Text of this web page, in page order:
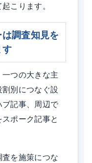
こります。
調査知見を
す
つの大きな主
別につなぐ設
記事、周辺で
ポーク記事と
を施策につな